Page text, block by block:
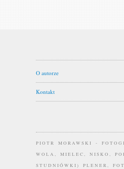
O autorze
Kontakt
PIOTR MORAWSKI -
WOLA, MIELEC, NISKO,
STUDNIÓWKI) PLENER,